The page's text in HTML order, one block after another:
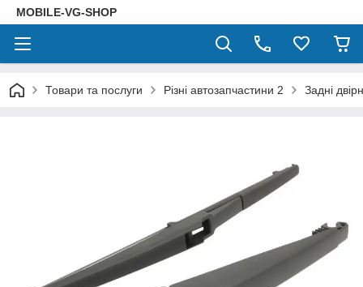
MOBILE-VG-SHOP
Товари та послуги Різні автозапчастини 2 Задні